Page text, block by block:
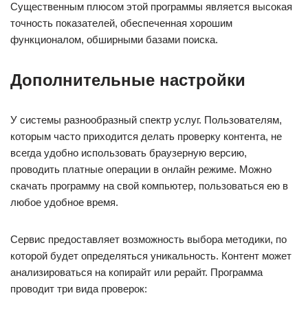
Существенным плюсом этой программы является высокая
точность показателей, обеспеченная хорошим
функционалом, обширными базами поиска.
Дополнительные настройки
У системы разнообразный спектр услуг. Пользователям,
которым часто приходится делать проверку контента, не
всегда удобно использовать браузерную версию,
проводить платные операции в онлайн режиме. Можно
скачать программу на свой компьютер, пользоваться ею в
любое удобное время.
Сервис предоставляет возможность выбора методики, по
которой будет определяться уникальность. Контент может
анализироваться на копирайт или рерайт. Программа
проводит три вида проверок: